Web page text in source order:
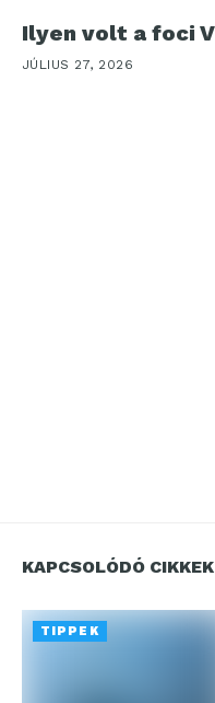
Ilyen volt a foci
JÚLIUS 27, 2026
KAPCSOLÓDÓ CIKKEK
TIPPEK